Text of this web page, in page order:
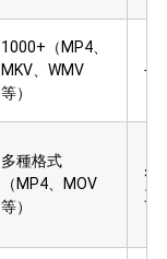
1000+（MP4、
MKV、WMV
等）
√
多種格式
（MP4、MOV
等）
×
三